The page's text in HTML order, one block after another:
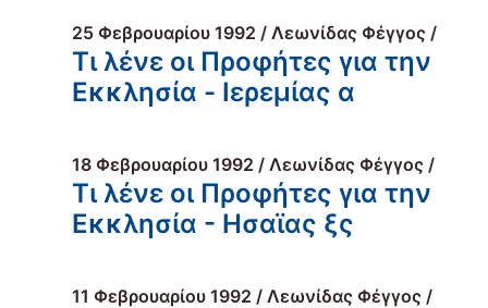
25 Φεβρουαρίου 1992 / Λεωνίδας Φέγγος /
Τι λένε οι Προφήτες για την
Εκκλησία - Ιερεμίας α
18 Φεβρουαρίου 1992 / Λεωνίδας Φέγγος /
Τι λένε οι Προφήτες για την
Εκκλησία - Ησαϊας ξς
11 Φεβρουαρίου 1992 / Λεωνίδας Φέγγος /